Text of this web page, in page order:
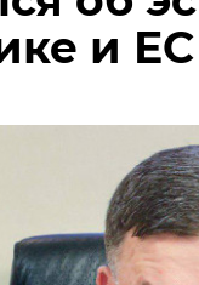
и ЕС